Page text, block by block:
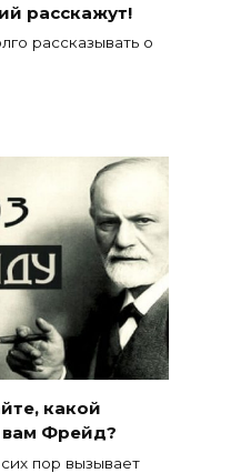
расскажут!
рассказывать о
какой
вам Фрейд?
пор вызывает